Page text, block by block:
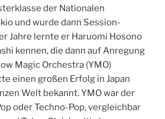
der Nationalen
und wurde dann Session-
Jahre lernte er Haruomi Hosono
kennen, die dann auf Anregung
Magic Orchestra (YMO)
einen großen Erfolg in Japan
Welt bekannt. YMO war der
oder Techno-Pop, vergleichbar